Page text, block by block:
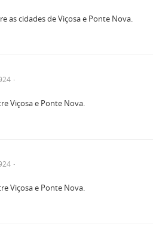
as cidades de Viçosa e Ponte Nova.
Viçosa e Ponte Nova.
Viçosa e Ponte Nova.